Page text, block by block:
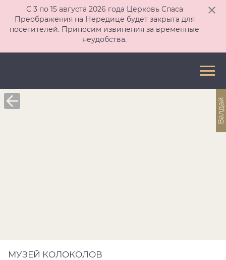
С 3 по 15 августа 2026 года Церковь Спаса
Преображения на Нередице будет закрыта для
посетителей. Приносим извинения за временные
неудобства.
МУЗЕЙ КОЛОКОЛОВ
Валдай